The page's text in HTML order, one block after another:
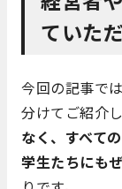
ていた
今回の記事で
分けてご紹介
なく、すべて
学生たちにも